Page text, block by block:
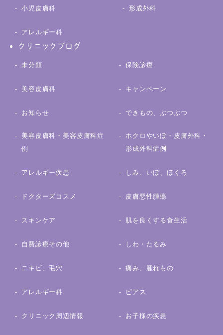
小児皮膚科 形成外科
アレルギー科
クリニックブログ
未分類 保険診療
美容皮膚科 キャンペーン
お知らせ できもの、ぶつぶつ
美容皮膚科・美容皮膚科症
例
ホクロやいぼ・皮膚外科・
形成外科症例
アレルギー疾患 しみ、いぼ、ほくろ
ドクターズコスメ 皮膚悪性腫瘍
スキンケア 肌を良くする食生活
自費診療その他 しわ・たるみ
ニキビ、毛穴 痛み、腫れもの
アレルギー科 ピアス
クリニック周辺情報 お子様の疾患